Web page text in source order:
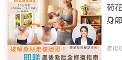
荷
身
復
產後